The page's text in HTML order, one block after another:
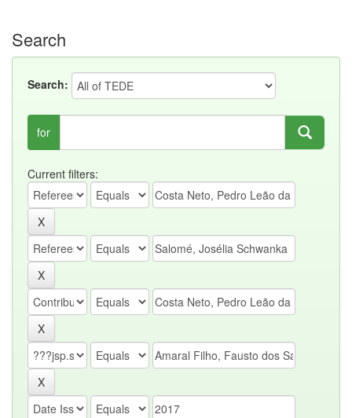
Search
Search:
for
Current filters: